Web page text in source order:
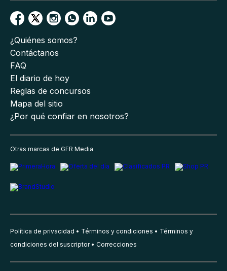
¿Quiénes somos?
Contáctanos
FAQ
El diario de hoy
Reglas de concursos
Mapa del sitio
¿Por qué confiar en nosotros?
Otras marcas de GFR Media
Política de privacidad Términos y condiciones
Términos y
condiciones del suscriptor
Correcciones